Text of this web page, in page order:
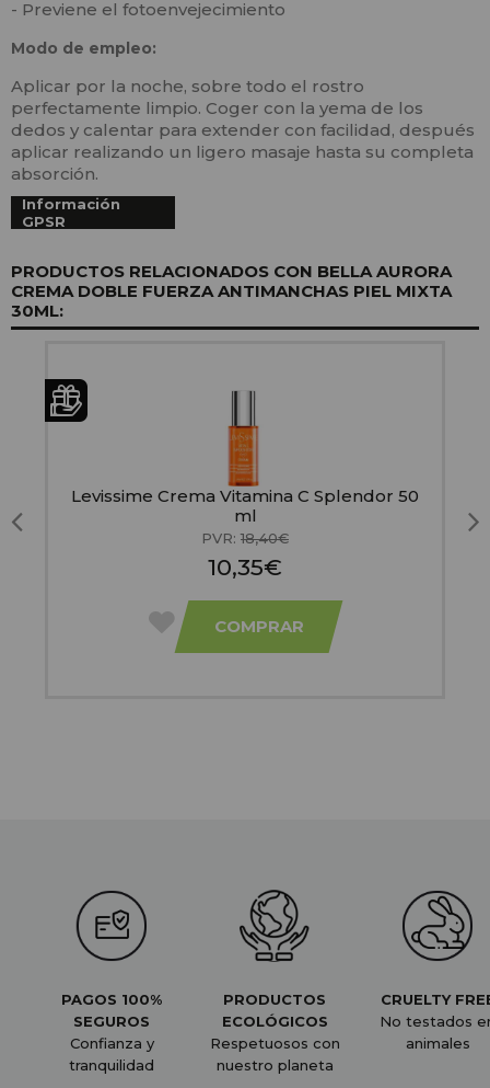
- Previene el fotoenvejecimiento
Modo de empleo:
Aplicar por la noche, sobre todo el rostro
perfectamente limpio. Coger con la yema de los
dedos y calentar para extender con facilidad, después
aplicar realizando un ligero masaje hasta su completa
absorción.
Información
GPSR
PRODUCTOS RELACIONADOS CON BELLA AURORA
CREMA DOBLE FUERZA ANTIMANCHAS PIEL MIXTA
30ML:
Levissime Crema Vitamina C Splendor 50
ml
PVR: 18,40€
10,35€
COMPRAR
PAGOS 100%
SEGUROS
Confianza y
tranquilidad
PRODUCTOS
ECOLÓGICOS
Respetuosos con
nuestro planeta
CRUELTY
No testados
animales